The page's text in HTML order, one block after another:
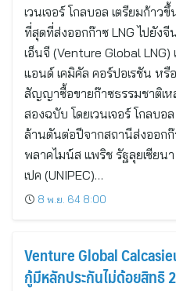
เวนเจอร์ โกลบอล เตรียมก้า
ที่สุดที่ส่งออกก๊าซ LNG ไปยังจี
เอ็นจี (Venture Global
แอนด์ เคมิคัล คอร์ปอเรชัน หรื
สัญญาซื้อขายก๊าซธรรมชาติเห
สองฉบับ โดยเวนเจอร์ โกลบ
ล้านตันต่อปีจากสถานีส่งออก
พลาคไมน์ส แพริช รัฐลุยเซียน
เปค (UNIPEC)…
8 พ.ย. 64 8:00
Venture Global
กู้มีหลักประกันไม่ด้อยสิทธิ